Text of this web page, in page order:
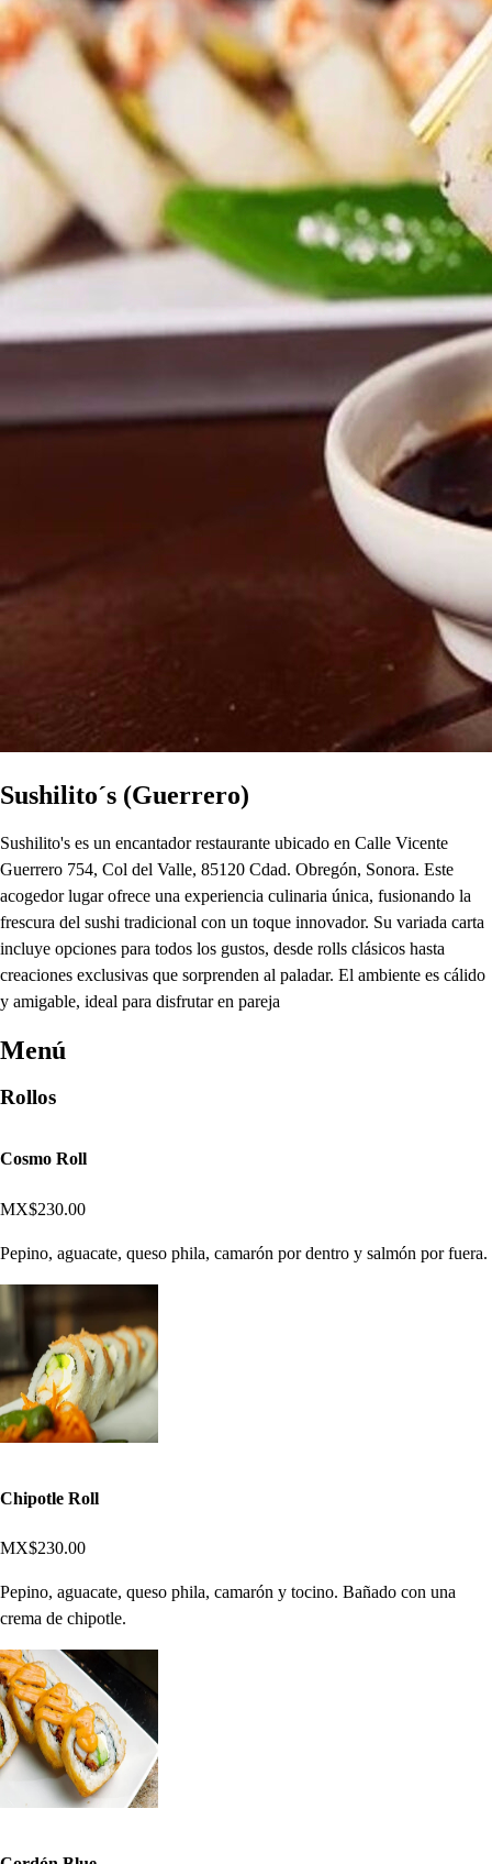
Sushilito´s (Guerrero)
Sushilito's es un encantador restaurante ubicado en Calle Vicente
Guerrero 754, Col del Valle, 85120 Cdad. Obregón, Sonora. Este
acogedor lugar ofrece una experiencia culinaria única, fusionando la
frescura del sushi tradicional con un toque innovador. Su variada carta
incluye opciones para todos los gustos, desde rolls clásicos hasta
creaciones exclusivas que sorprenden al paladar. El ambiente es cálido
y amigable, ideal para disfrutar en pareja
Menú
Rollos
Cosmo Roll
MX$230.00
Pepino, aguacate, queso phila, camarón por dentro y salmón por fuera.
Chipotle Roll
MX$230.00
Pepino, aguacate, queso phila, camarón y tocino. Bañado con una
crema de chipotle.